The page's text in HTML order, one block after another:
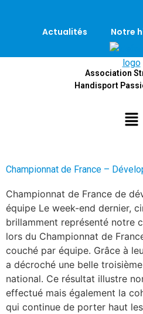
Actualités Notre
Association
Handisport
Championnat de France –
Championnat de France de
équipe Le week-end dernier,
brillamment représenté notre
lors du Championnat de
couché par équipe. Grâce à
a décroché une belle
national. Ce résultat illustre
effectué mais également la
qui continue de porter haut